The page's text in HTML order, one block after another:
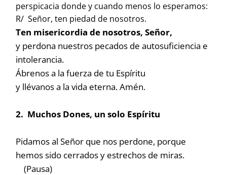
perspicacia donde y cuando menos lo esperamos:
R/ Señor, ten piedad de nosotros.
Ten misericordia de nosotros, Señor,
y perdona nuestros pecados de autosuficiencia e
intolerancia.
Ábrenos a la fuerza de tu Espíritu
y llévanos a la vida eterna. Amén.
2. Muchos Dones, un solo Espíritu
Pidamos al Señor que nos perdone, porque
hemos sido cerrados y estrechos de miras.
(Pausa)